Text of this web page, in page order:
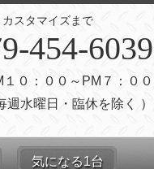
スタマイズまで
454-6039
１０：００～PM７：００
週水曜日・臨休を除く ）
気になる1台